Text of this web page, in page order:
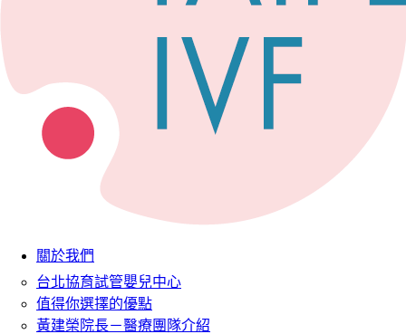
關於我們
台北協育試管嬰兒中心
值得你選擇的優點
黃建榮院長－醫療團隊介紹